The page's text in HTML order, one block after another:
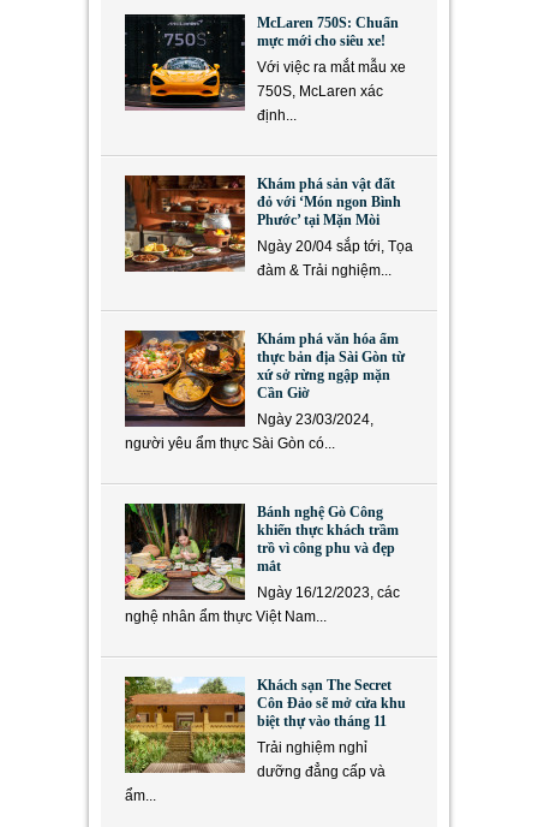
McLaren 750S: Chuẩn
mực mới cho siêu xe!
Với việc ra mắt mẫu xe
750S, McLaren xác
định...
Khám phá sản vật đất
đỏ với ‘Món ngon Bình
Phước’ tại Mặn Mòi
Ngày 20/04 sắp tới, Tọa
đàm & Trải nghiệm...
Khám phá văn hóa ẩm
thực bản địa Sài Gòn từ
xứ sở rừng ngập mặn
Cần Giờ
Ngày 23/03/2024,
người yêu ẩm thực Sài Gòn có...
Bánh nghệ Gò Công
khiến thực khách trầm
trồ vì công phu và đẹp
mắt
Ngày 16/12/2023, các
nghệ nhân ẩm thực Việt Nam...
Khách sạn The Secret
Côn Đảo sẽ mở cửa khu
biệt thự vào tháng 11
Trải nghiệm nghỉ
dưỡng đẳng cấp và
ẩm...